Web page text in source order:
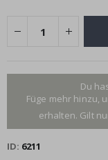
Du
Füge mehr hinzu,
erhalten. Gilt
ID 6211